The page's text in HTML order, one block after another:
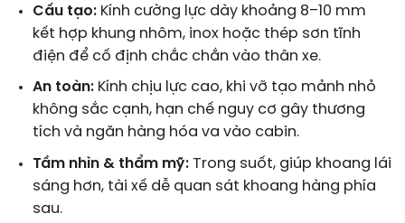
Cấu tạo:Kính cường lực dày khoảng 8–10 mm
kết hợp khung nhôm, inox hoặc thép sơn tĩnh
điện để cố định chắc chắn vào thân xe.
An toàn:Kính chịu lực cao, khi vỡ tạo mảnh nhỏ
không sắc cạnh, hạn chế nguy cơ gây thương
tích và ngăn hàng hóa va vào cabin.
Tầm nhìn & thẩm mỹ:Trong suốt, giúp khoang lái
sáng hơn, tài xế dễ quan sát khoang hàng phía
sau.